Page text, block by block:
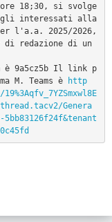
ore 18;30, si svolge
gli interessati alla
l'a.a. 2025/2026,
redazione di un
è 9a5cz5b Il link p
M. Teams è
http
Genera